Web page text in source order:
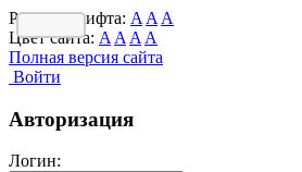
Размер шрифта: A A A
Цвет сайта: A A A A
Полная версия сайта
Войти
Авторизация
Логин: